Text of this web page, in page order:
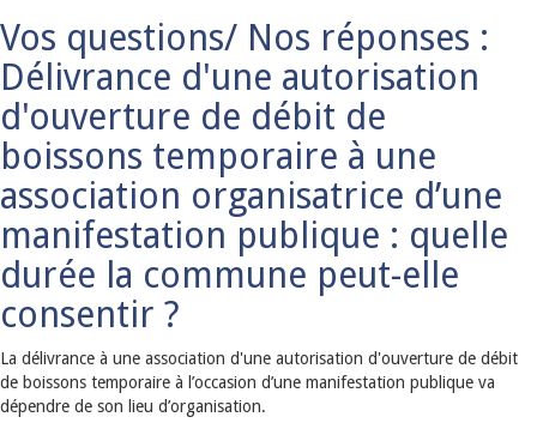
Vos questions/ Nos réponses :
Délivrance d'une autorisation
d'ouverture de débit de
boissons temporaire à une
association organisatrice d’une
manifestation publique : quelle
durée la commune peut-elle
consentir ?
La délivrance à une association d'une autorisation d'ouverture de débit
de boissons temporaire à l’occasion d’une manifestation publique va
dépendre de son lieu d’organisation.